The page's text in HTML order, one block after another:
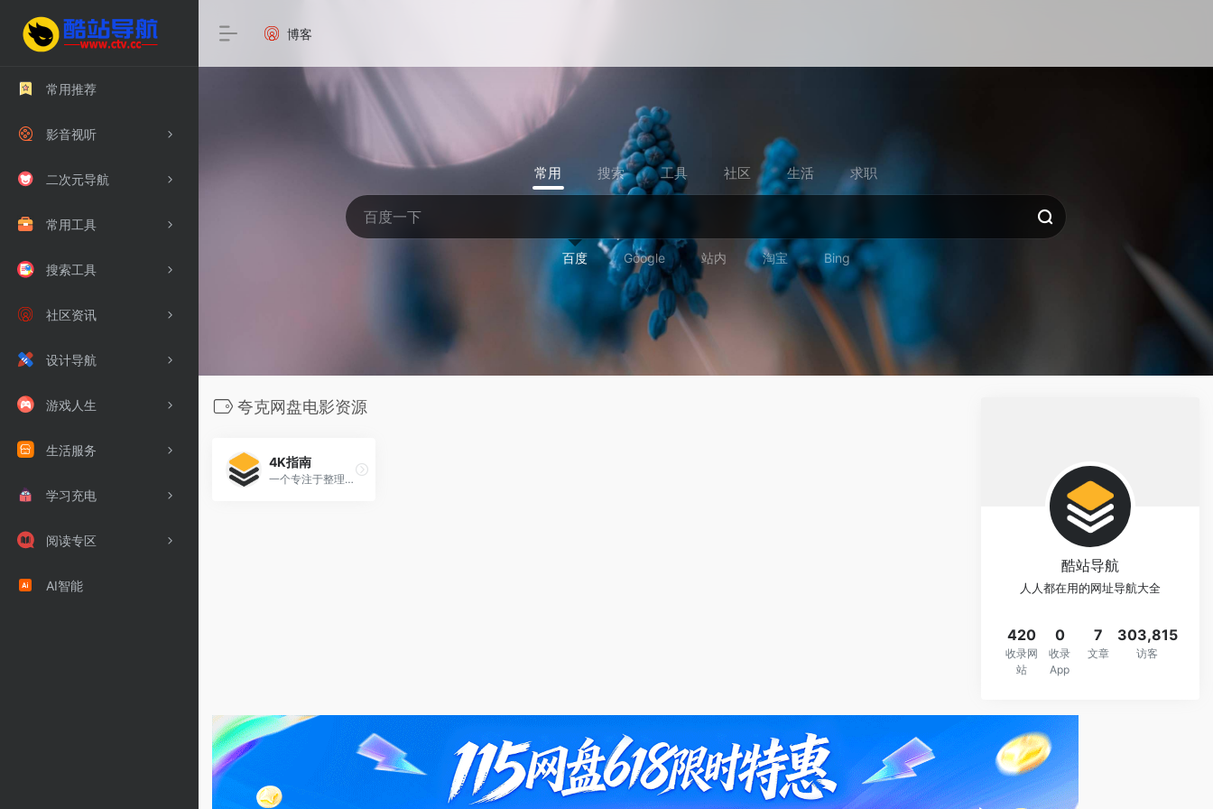
常用推荐
影音视听
二次元导航
常用工具
搜索工具
社区资讯
设计导航
游戏人生
生活服务
学习充电
阅读专区
AI智能
博客
常用 搜索 工具 社区 生活 求职
百度 Google 站内 淘宝 Bing
夸克网盘电影资源
4K指南
一个专注于整理与发布 4K超清内容的夸克网盘资源分享站。
酷站导航
人人都在用的网址导航大全
420
收录网
站
0
收录
App
7
文章
303,815
访客